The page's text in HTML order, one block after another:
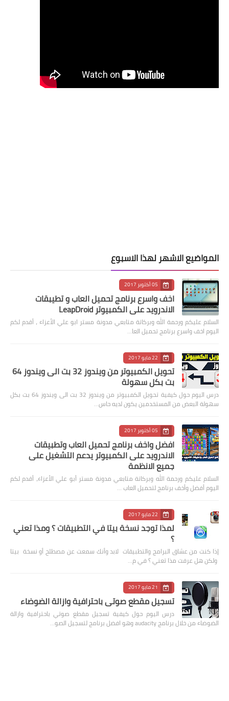
المواضيع الاشهر لهذا الاسبوع
05 أكتوبر 2017
اخف واسرع برنامج تحميل العاب و تطيبقات
الاندرويد على الكمبيوتر LeapDroid
السلام عليكم ورحمة الله وبركاتة متابعي مدونة مستر ابو علي الأعزاء ، أقدم لكم
اليوم اخف واسرع برنامج تحميل العا…
22 مايو 2017
تحويل الكمبيوتر من ويندوز 32 بت الى ويندوز 64
بت بكل سهولة
درس اليوم حول كيفية تحويل الكمبيوتر من ويندوز 32 بت الى ويندوز 64 بت بكل
سهولة البعض من المستخدمين يكون لديه حاس…
05 أكتوبر 2017
افضل واخف برنامج تحميل العاب وتطبيقات
الاندرويد على الكمبيوتر يدعم التشغيل على
جميع الانظمة
السلام عليكم ورحمة الله وبركاتة متابعي مدونة مستر أبو علي الأعزاء، أقدم لكم
اليوم أفضل وأخف برنامج لتحميل العاب …
22 مايو 2017
لمذا توجد نسخة بيتا في التطبيقات ؟ ومذا تعني
؟
إذا كنت من عشاق البرامج والتطبيقات لابد وأنك سمعت عن مصطلح أو نسخة بيتا
ولكن هل عرفت مذا تعني ؟ في م…
21 مايو 2017
تسجيل مقطع صوتي باحترافية وازالة الضوضاء
درس اليوم حول كيفية تسجيل مقطع صوتي باحترافية وازالة
الضوضاء من خلال برنامج audacity وهو افضل برنامج لتسجيل الصو…